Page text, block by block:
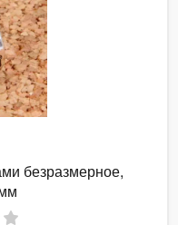
безразмерное,